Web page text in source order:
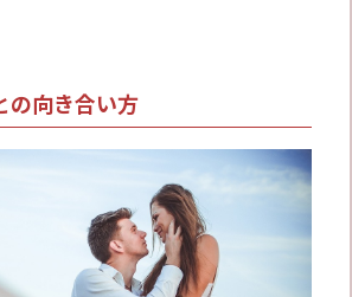
の向き合い方